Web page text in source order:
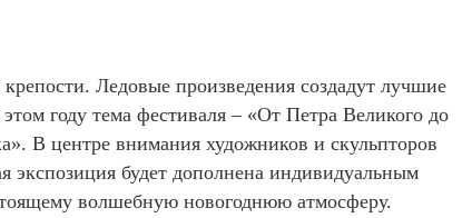
Ледовые произведения создадут лучшие
году тема фестиваля – «От Петра Великого до
В центре внимания художников и скульпторов
будет дополнена индивидуальным
волшебную новогоднюю атмосферу.